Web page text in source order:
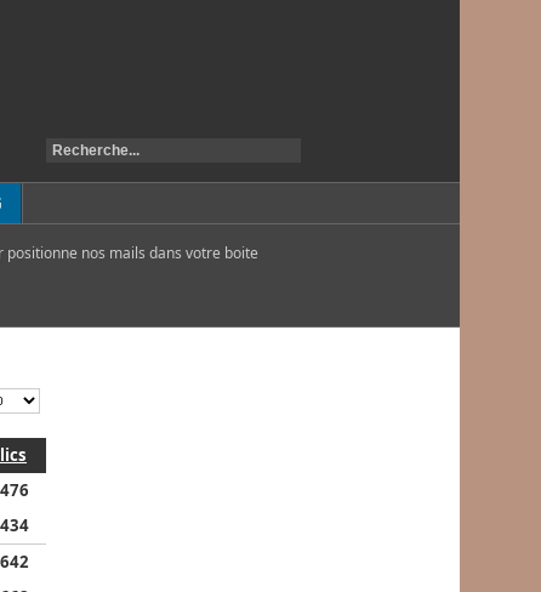
nos mails dans votre boite